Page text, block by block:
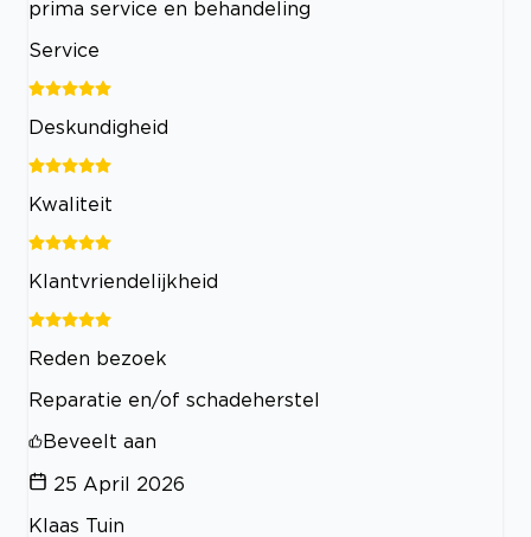
prima service en behandeling
Service
Deskundigheid
Kwaliteit
Klantvriendelijkheid
Reden bezoek
Reparatie en/of schadeherstel
Beveelt aan
25 April 2026
Klaas Tuin